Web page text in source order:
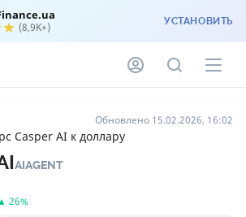
(8,9K+) УСТАНОВИТЬ
Обновлено 15.02.2026, 16:02
Casper AI к доллару
AIAGENT
26%